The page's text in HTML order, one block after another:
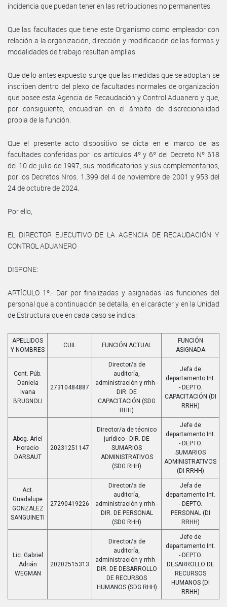
incidencia que puedan tener en las retribuciones no permanentes.
Que las facultades que tiene este Organismo como empleador con
relación a la organización, dirección y modificación de las formas y
modalidades de trabajo resultan amplias.
Que de lo antes expuesto surge que las medidas que se adoptan se
inscriben dentro del plexo de facultades normales de organización
que posee esta Agencia de Recaudación y Control Aduanero y que,
por consiguiente, encuadran en el ámbito de discrecionalidad
propia de la función.
Que el presente acto dispositivo se dicta en el marco de las
facultades conferidas por los artículos 4º y 6º del Decreto Nº 618
del 10 de julio de 1997, sus modificatorios y sus complementarios,
por los Decretos Nros. 1.399 del 4 de noviembre de 2001 y 953 del
24 de octubre de 2024.
Por ello,
EL DIRECTOR EJECUTIVO DE LA AGENCIA DE RECAUDACIÓN Y
CONTROL ADUANERO
DISPONE:
ARTÍCULO 1º.- Dar por finalizadas y asignadas las funciones del
personal que a continuación se detalla, en el carácter y en la Unidad
de Estructura que en cada caso se indica:
APELLIDOS
Y NOMBRES
CUIL FUNCIÓN ACTUAL
FUNCIÓN
ASIGNADA
Cont. Púb.
Daniela
Ivana
BRUGNOLI
27310484887
Director/a de
auditoría,
administración y rrhh -
DIR. DE
CAPACITACIÓN (SDG
RHH)
Jefa de
departamento Int.
- DEPTO.
CAPACITACIÓN (DI
RRHH)
Abog. Ariel
Horacio
DARSAUT
20231251147
Director/a de técnico
jurídico - DIR. DE
SUMARIOS
ADMINISTRATIVOS
(SDG RHH)
Jefe de
departamento Int.
- DEPTO.
SUMARIOS
ADMINISTRATIVOS
(DI RRHH)
Act.
Guadalupe
GONZALEZ
SANGUINETI
27290419226
Director/a de
auditoría,
administración y rrhh -
DIR. DE PERSONAL
(SDG RHH)
Jefa de
departamento Int.
- DEPTO.
PERSONAL (DI
RRHH)
Lic. Gabriel
Adrián
WEGMAN
20202515313
Director/a de
auditoría,
administración y rrhh -
DIR. DE DESARROLLO
DE RECURSOS
HUMANOS (SDG RHH)
Jefe de
departamento Int.
- DEPTO.
DESARROLLO DE
RECURSOS
HUMANOS (DI
RRHH)